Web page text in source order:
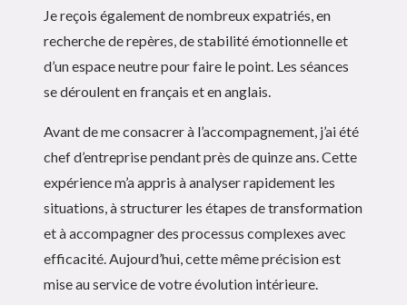
Je reçois également de nombreux expatriés, en
recherche de repères, de stabilité émotionnelle et
d’un espace neutre pour faire le point. Les séances
se déroulent en français et en anglais.
Avant de me consacrer à l’accompagnement, j’ai été
chef d’entreprise pendant près de quinze ans. Cette
expérience m’a appris à analyser rapidement les
situations, à structurer les étapes de transformation
et à accompagner des processus complexes avec
efficacité. Aujourd’hui, cette même précision est
mise au service de votre évolution intérieure.